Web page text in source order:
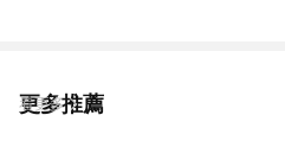
更多推薦
看更多